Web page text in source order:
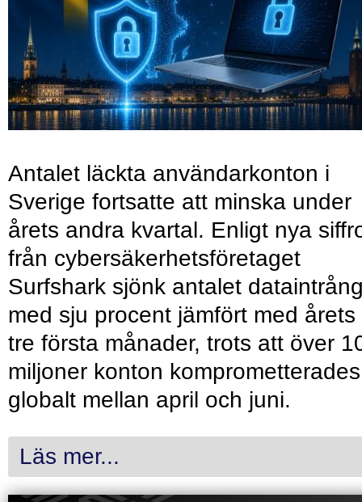
Antalet läckta användarkonton i
Sverige fortsatte att minska under
årets andra kvartal. Enligt nya
från cybersäkerhetsföretaget
Surfshark sjönk antalet
med sju procent jämfört med årets
tre första månader, trots att över
miljoner konton komprometterades
globalt mellan april och juni.
Läs mer...